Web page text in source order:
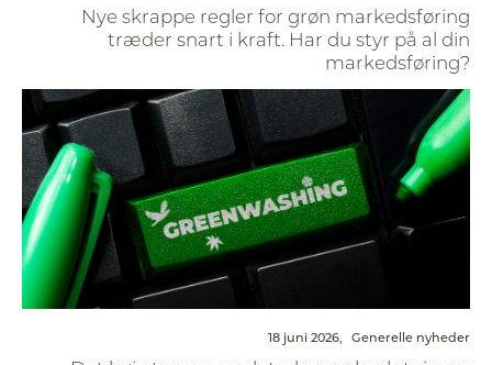
Nye skrappe regler for grøn markedsføring
træder snart i kraft. Har du styr på al din
markedsføring?
18 juni 2026, Generelle nyheder